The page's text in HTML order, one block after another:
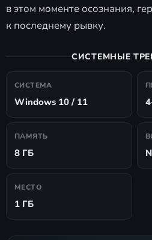
в этом моменте осознания,
к последнему рывку.
СИСТЕМНЫЕ
СИСТЕМА
Windows 10 / 11
ПАМЯТЬ
8 ГБ
МЕСТО
1 ГБ